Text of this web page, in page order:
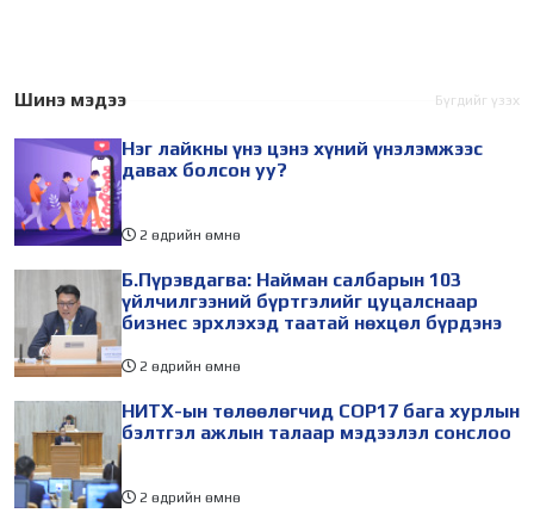
төлөөлөлтэй цахимаар
банкны зүгээс Монгол
Улсын
шагайн харваачдад улсын
Улсын
Шинэ мэдээ Бүгдийг үзэх
Нэг лайкны үнэ цэнэ хүний үнэлэмжээс
давах болсон уу?
2 өдрийн өмнө
Б.Пүрэвдагва: Найман салбарын 103
үйлчилгээний бүртгэлийг цуцалснаар
бизнес эрхлэхэд таатай нөхцөл бүрдэнэ
2 өдрийн өмнө
НИТХ-ын төлөөлөгчид COP17 бага хурлын
бэлтгэл ажлын талаар мэдээлэл сонслоо
2 өдрийн өмнө